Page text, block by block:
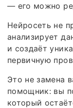
— его можно
Нейросеть не
анализирует
и создаёт
первичную
Это не замена
помощник: вы
который